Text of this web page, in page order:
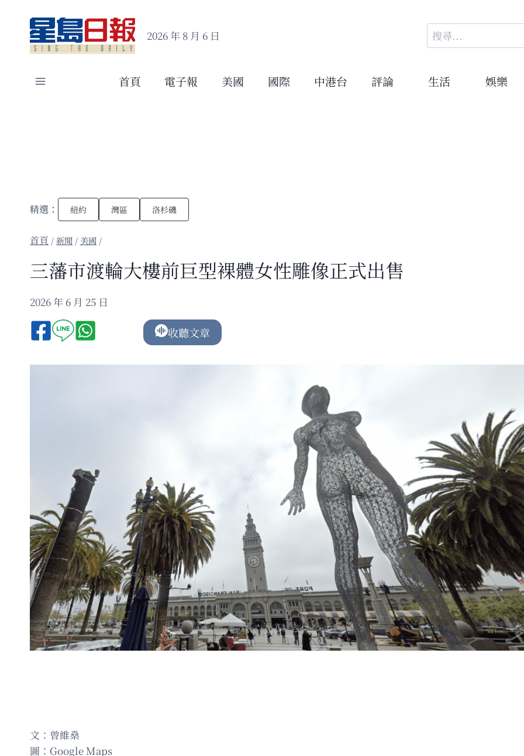
content
2026 年 8 月 6 日
搜
尋
鍵
首頁 電子報 美國 國際 中港台 評論 生活 娛樂
精選： 紐約 灣區 洛杉磯
/新聞 / 美國 /
三藩市渡輪大樓前巨型裸體女性雕像正式出售
2026 年 6 月 25 日
收聽文章
文：曾維燊
圖：Google Maps